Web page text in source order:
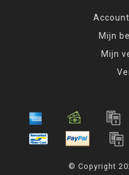
Mijn
Mijn
© Copyright